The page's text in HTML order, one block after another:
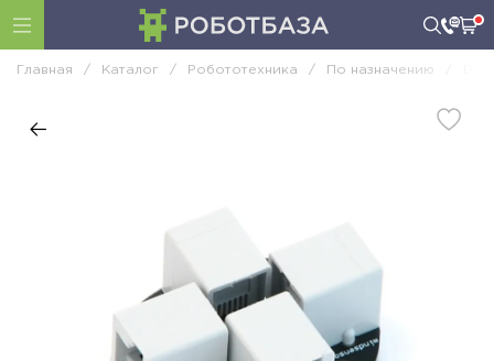
Главная / Каталог / Робототехника / По назначению